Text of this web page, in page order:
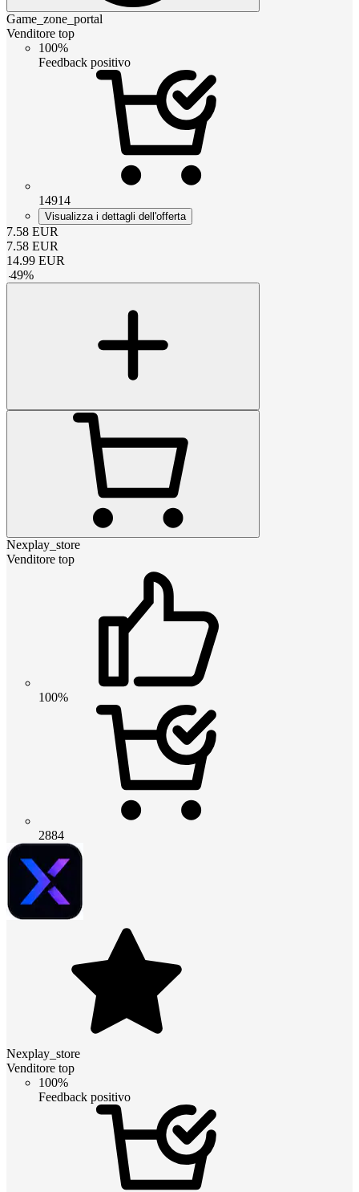
Game_zone_portal
Venditore top
100%
Feedback positivo
14914
Visualizza i dettagli dell'offerta
7.58 EUR
7.58 EUR
14.99 EUR
-49%
Nexplay_store
Venditore top
100%
2884
Nexplay_store
Venditore top
100%
Feedback positivo